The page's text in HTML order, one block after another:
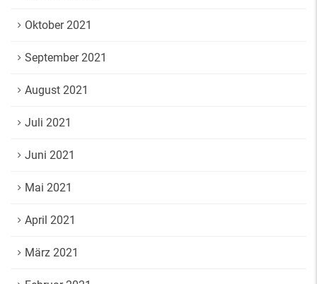
Oktober 2021
September 2021
August 2021
Juli 2021
Juni 2021
Mai 2021
April 2021
März 2021